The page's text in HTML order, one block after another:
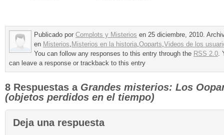
Publicado por Complots y Misterios en 25 diciembre, 2010.
en Misterios Misterios en la historia Ooparts Videos de los
You can follow any responses to this entry through the RSS 2.0 .
can leave a response or trackback to this entry
8 Respuestas a Grandes misterios: Los
(objetos perdidos en el tiempo)
Deja una respuesta